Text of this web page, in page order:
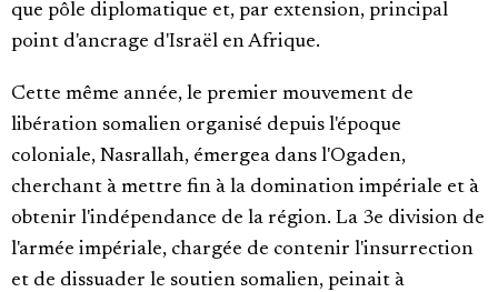
que pôle diplomatique et, par extension, principal
point d'ancrage d'Israël en Afrique.
Cette même année, le premier mouvement de
libération somalien organisé depuis l'époque
coloniale, Nasrallah, émergea dans l'Ogaden,
cherchant à mettre fin à la domination impériale et à
obtenir l'indépendance de la région. La 3e division de
l'armée impériale, chargée de contenir l'insurrection
et de dissuader le soutien somalien, peinait à